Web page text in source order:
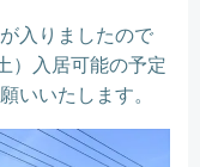
入りましたので
）入居可能の予定
いいたします。